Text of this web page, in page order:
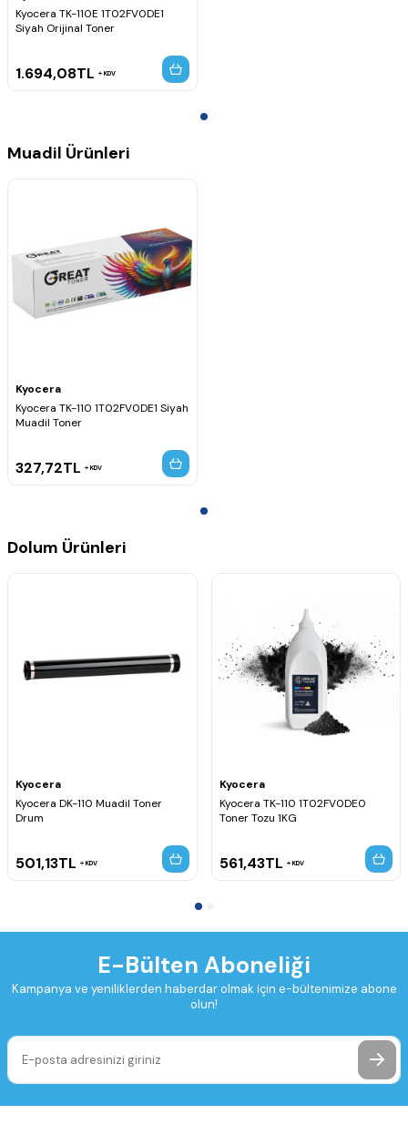
Kyocera TK-110E 1T02FV0DE1
Siyah Orijinal Toner
1.694,08TL KDV
Muadil Ürünleri
Kyocera
Kyocera TK-110 1T02FV0DE1 Siyah
Muadil Toner
327,72TL KDV
Dolum Ürünleri
Kyocera
Kyocera DK-110 Muadil Toner
Drum
501,13TL KDV
Kyocera
Kyocera TK-110 1T02FV0DE0
Toner Tozu 1KG
561,43TL KDV
E-Bülten Aboneliği
Kampanya ve yeniliklerden haberdar olmak için e-bültenimize abone
olun!